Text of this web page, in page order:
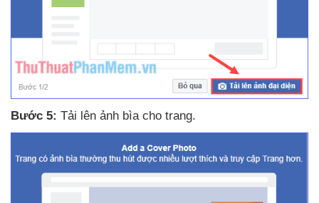
Bước 5: Tải lên ảnh bìa cho trang.